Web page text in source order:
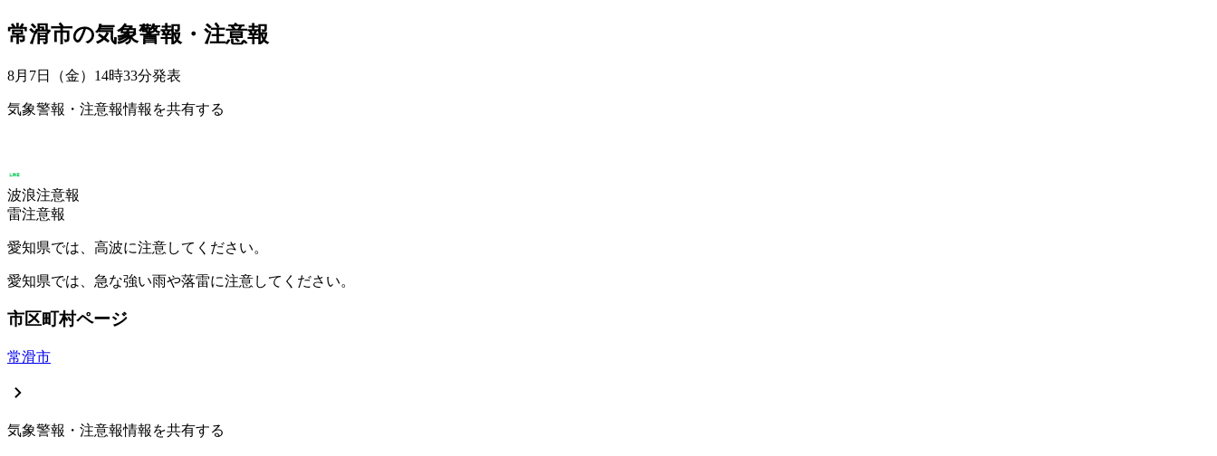
常滑市の気象警報・注意報
8月7日（金）14時33分発表
気象警報・注意報情報を共有する
波浪注意報
雷注意報
愛知県では、高波に注意してください。
愛知県では、急な強い雨や落雷に注意してください。
市区町村ページ
常滑市
気象警報・注意報情報を共有する